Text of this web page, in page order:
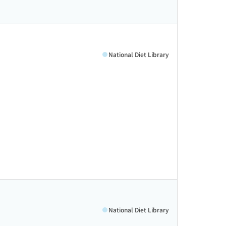
National Diet Library
National Diet Library